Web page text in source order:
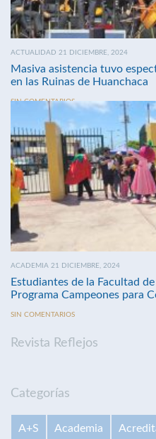
ACTUALIDAD 21 DICIEMBRE, 2024
Masiva asistencia tuvo
en las Ruinas de Huanchaca
SIN COMENTARIOS
ACADEMIA 21 DICIEMBRE, 2024
Estudiantes de la Facultad
Programa Campeones para
SIN COMENTARIOS
Revista Reflejos
Categorías
A+S Academia